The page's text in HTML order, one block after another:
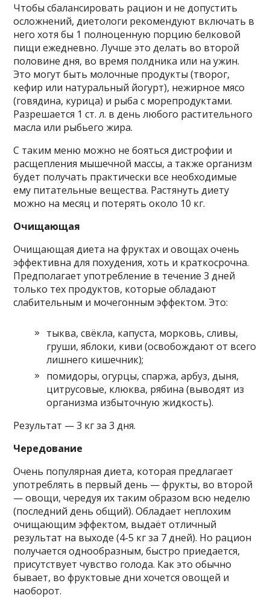
Чтобы сбалансировать рацион и не допустить
осложнений, диетологи рекомендуют включать в
него хотя бы 1 полноценную порцию белковой
пищи ежедневно. Лучше это делать во второй
половине дня, во время полдника или на ужин.
Это могут быть молочные продукты (творог,
кефир или натуральный йогурт), нежирное мясо
(говядина, курица) и рыба с морепродуктами.
Разрешается 1 ст. л. в день любого растительного
масла или рыбьего жира.
С таким меню можно не бояться дистрофии и
расщепления мышечной массы, а также организм
будет получать практически все необходимые
ему питательные вещества. Растянуть диету
можно на месяц и потерять около 10 кг.
Очищающая
Очищающая диета на фруктах и овощах очень
эффективна для похудения, хоть и краткосрочна.
Предполагает употребление в течение 3 дней
только тех продуктов, которые обладают
слабительным и мочегонным эффектом. Это:
тыква, свёкла, капуста, морковь, сливы,
груши, яблоки, киви (освобождают от всего
лишнего кишечник);
помидоры, огурцы, спаржа, арбуз, дыня,
цитрусовые, клюква, рябина (выводят из
организма избыточную жидкость).
Результат — 3 кг за 3 дня.
Чередование
Очень популярная диета, которая предлагает
употреблять в первый день — фрукты, во второй
— овощи, чередуя их таким образом всю неделю
(последний день общий). Обладает неплохим
очищающим эффектом, выдаёт отличный
результат на выходе (4-5 кг за 7 дней). Но рацион
получается однообразным, быстро приедается,
присутствует чувство голода. Как это обычно
бывает, во фруктовые дни хочется овощей и
наоборот.